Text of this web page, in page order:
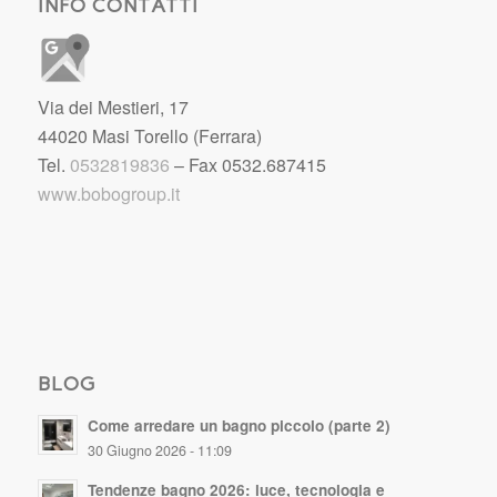
Via dei Mestieri, 17
44020 Masi Torello (Ferrara)
Tel. 0532819836 – Fax 0532.687415
www.bobogroup.it
BLOG
Come arredare un bagno piccolo (parte 2)
30 Giugno 2026 - 11:09
Tendenze bagno 2026: luce, tecnologia e